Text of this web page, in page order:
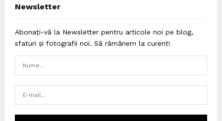
Newsletter
Abonați-vă la Newsletter pentru articole noi pe blog,
sfaturi și fotografii noi. Să rămânem la curent!